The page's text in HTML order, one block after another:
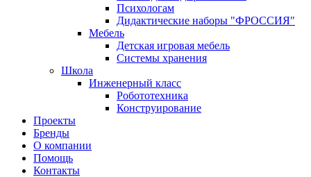
Психологам
Дидактические наборы "ФРОССИЯ"
Мебель
Детская игровая мебель
Системы хранения
Школа
Инженерный класс
Робототехника
Конструирование
Проекты
Бренды
О компании
Помощь
Контакты